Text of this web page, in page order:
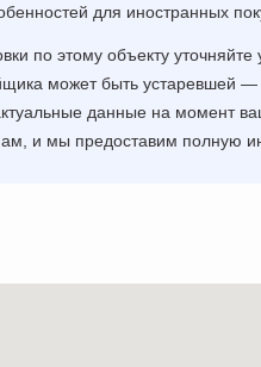
для иностранных
по этому объекту уточняйте
может быть устаревшей
данные на момент
и мы предоставим полную